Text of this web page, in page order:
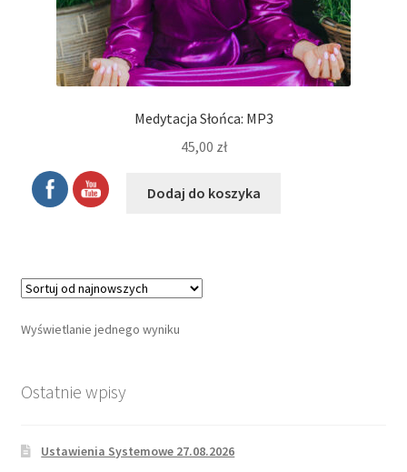
Medytacja Słońca: MP3
45,00 zł
Dodaj do koszyka
Wyświetlanie jednego wyniku
Ostatnie wpisy
Ustawienia Systemowe 27.08.2026